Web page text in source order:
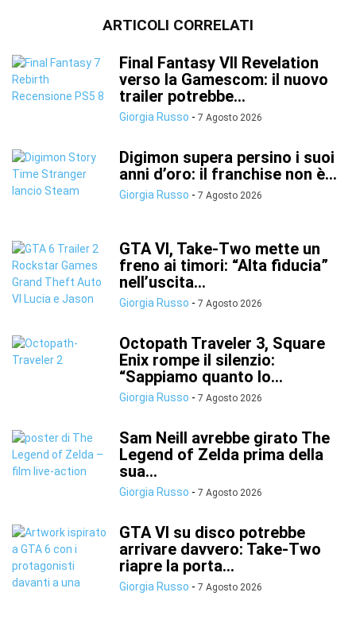
ARTICOLI CORRELATI
Final Fantasy VII Revelation
verso la Gamescom: il nuovo
trailer potrebbe...
Giorgia Russo - 7 Agosto 2026
Digimon supera persino i suoi
anni d’oro: il franchise non è...
Giorgia Russo - 7 Agosto 2026
GTA VI, Take-Two mette un
freno ai timori: “Alta fiducia”
nell’uscita...
Giorgia Russo - 7 Agosto 2026
Octopath Traveler 3, Square
Enix rompe il silenzio:
“Sappiamo quanto lo...
Giorgia Russo - 7 Agosto 2026
Sam Neill avrebbe girato The
Legend of Zelda prima della
sua...
Giorgia Russo - 7 Agosto 2026
GTA VI su disco potrebbe
arrivare davvero: Take-Two
riapre la porta...
Giorgia Russo - 7 Agosto 2026